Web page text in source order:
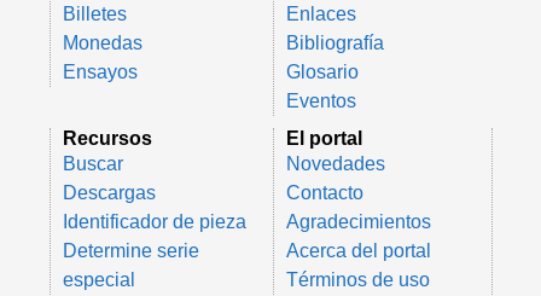
Billetes
Monedas
Ensayos
Enlaces
Bibliografía
Glosario
Eventos
Recursos
Buscar
Descargas
Identificador de pieza
Determine serie
especial
El portal
Novedades
Contacto
Agradecimientos
Acerca del portal
Términos de uso